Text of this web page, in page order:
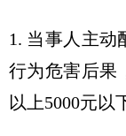
1. 当事人主动
行为危害后果
以上5000元以